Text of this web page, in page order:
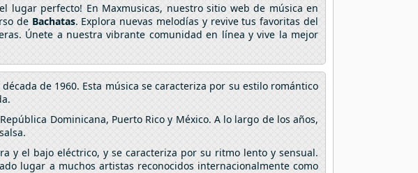
lugar perfecto! En Maxmusicas, nuestro sitio web de música en
de Bachatas. Explora nuevas melodías y revive tus favoritas del
Únete a nuestra vibrante comunidad en línea y vive la mejor
de 1960. Esta música se caracteriza por su estilo romántico
Dominicana, Puerto Rico y México. A lo largo de los años,
y el bajo eléctrico, y se caracteriza por su ritmo lento y sensual.
lugar a muchos artistas reconocidos internacionalmente como